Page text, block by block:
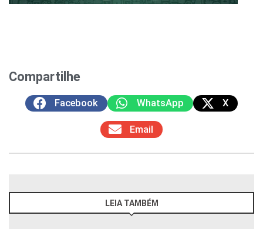
Compartilhe
Facebook WhatsApp X
Email
LEIA TAMBÉM